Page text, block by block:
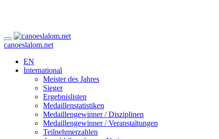
canoeslalom.net
EN
International
Meister des Jahres
Sieger
Ergebnislisten
Medaillenstatistiken
Medaillengewinner / Disziplinen
Medaillengewinner / Veranstaltungen
Teilnehmerzahlen